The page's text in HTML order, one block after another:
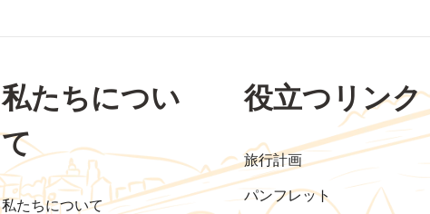
私たちについ
て
私たちについて
役立つリンク
旅行計画
パンフレット